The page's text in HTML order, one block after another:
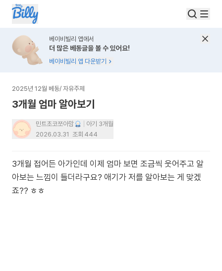
베이비빌리 앱에서
더 많은 베동글을 볼 수 있어요!
베이비빌리 앱 다운받기
2025년 12월 베동/ 자유주제
3개월 엄마 알아보기
민트초코쪼아맘
아기 3개월
2026.03.31 조회 444
3개월 접어든 아가인데 이제 엄마 보면 조금씩 웃어주고 알
아보는 느낌이 들더라구요? 애기가 저를 알아보는 게 맞겠
죠?? ㅎㅎ